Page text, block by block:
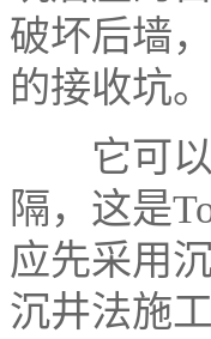
破坏后墙
的接收坑。
它可以
隔，这是
应先采用
沉井法施